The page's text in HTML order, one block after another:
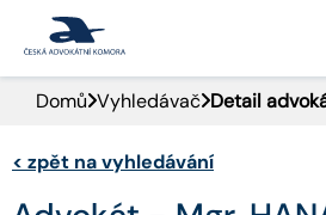
PORTÁL ČAK
DOMŮ
Domů Vyhledávač Detail
< zpět na vyhledávání